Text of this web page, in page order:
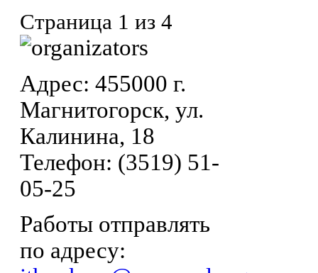
Страница 1 из 4
Адрес: 455000 г.
Магнитогорск, ул.
Калинина, 18
Телефон: (3519) 51-
05-25
Работы отправлять
по адресу: